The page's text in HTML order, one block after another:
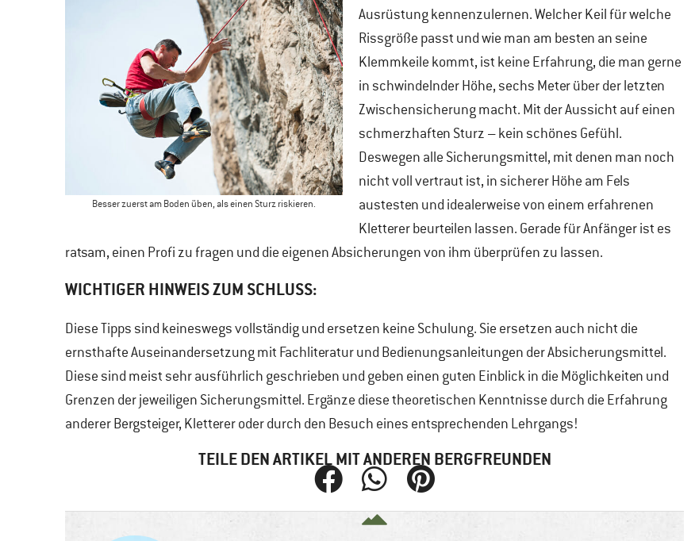
Besser zuerst am Boden üben, als einen Sturz riskieren.
Ausrüstung kennenzulernen. Welcher Keil für welche
Rissgröße passt und wie man am besten an seine
Klemmkeile kommt, ist keine Erfahrung, die man gerne
in schwindelnder Höhe, sechs Meter über der letzten
Zwischensicherung macht. Mit der Aussicht auf einen
schmerzhaften Sturz – kein schönes Gefühl.
Deswegen alle Sicherungsmittel, mit denen man noch
nicht voll vertraut ist, in sicherer Höhe am Fels
austesten und idealerweise von einem erfahrenen
Kletterer beurteilen lassen. Gerade für Anfänger ist es
ratsam, einen Profi zu fragen und die eigenen Absicherungen von ihm überprüfen zu lassen.
WICHTIGER HINWEIS ZUM SCHLUSS:
Diese Tipps sind keineswegs vollständig und ersetzen keine Schulung. Sie ersetzen auch nicht die
ernsthafte Auseinandersetzung mit Fachliteratur und Bedienungsanleitungen der Absicherungsmittel.
Diese sind meist sehr ausführlich geschrieben und geben einen guten Einblick in die Möglichkeiten und
Grenzen der jeweiligen Sicherungsmittel. Ergänze diese theoretischen Kenntnisse durch die Erfahrung
anderer Bergsteiger, Kletterer oder durch den Besuch eines entsprechenden Lehrgangs!
TEILE DEN ARTIKEL MIT ANDEREN BERGFREUNDEN